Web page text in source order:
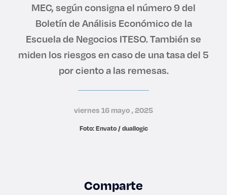
Lo más buscado
Carreras
MEC, según consigna el número 9 del
Boletín de Análisis Económico de la
Escuela de Negocios ITESO. También se
miden los riesgos en caso de una tasa del 5
por ciento a las remesas.
viernes 16 mayo , 2025
Foto: Envato / duallogic
Comparte